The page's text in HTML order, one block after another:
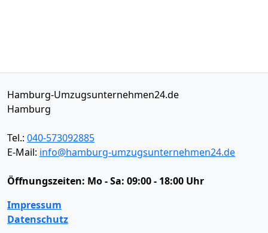
Hamburg-Umzugsunternehmen24.de
Hamburg
Tel.: 040-573092885
E-Mail: info@hamburg-umzugsunternehmen24.de
Öffnungszeiten: Mo - Sa: 09:00 - 18:00 Uhr
Impressum
Datenschutz